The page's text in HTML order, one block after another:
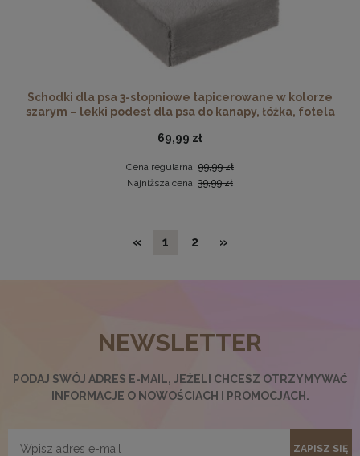
DO KOSZYKA
Antyrama plexi w rozmiarze 60x80 cm
34,97 zł
Schodki dla psa 3-stopniowe tapicerowane w kolorze
szarym – lekki podest dla psa do kanapy, łóżka, fotela
69,99 zł
Cena regularna: 99,99 zł
Najniższa cena: 39,99 zł
« 1 2 »
NEWSLETTER
PODAJ SWÓJ ADRES E-MAIL, JEŻELI CHCESZ OTRZYMYWAĆ
INFORMACJE O NOWOŚCIACH I PROMOCJACH.
ZAPISZ SIĘ